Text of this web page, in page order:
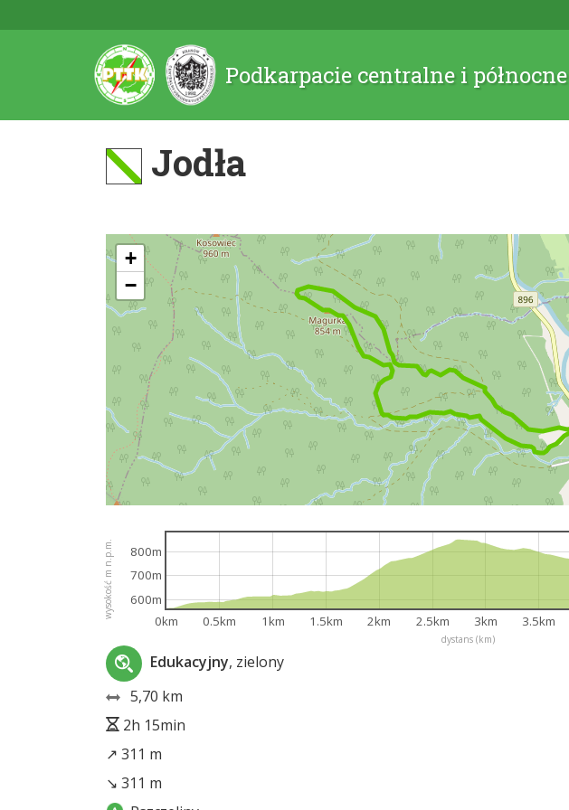
Podkarpacie centralne i północne
Jodła
+
−
dystans (km)
wysokość m n.p.m.
0km 0.5km 1km 1.5km 2km 2.5km 3km 3.5km
600m
700m
800m
Edukacyjny, zielony
5,70 km
2h 15min
↗ 311 m
↘ 311 m